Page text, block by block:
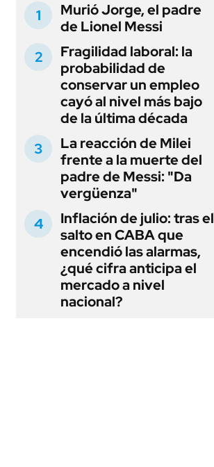
Murió Jorge, el padre
de Lionel Messi
Fragilidad laboral: la
probabilidad de
conservar un empleo
cayó al nivel más bajo
de la última década
La reacción de Milei
frente a la muerte del
padre de Messi: "Da
vergüenza"
Inflación de julio: tras el
salto en CABA que
encendió las alarmas,
¿qué cifra anticipa el
mercado a nivel
nacional?